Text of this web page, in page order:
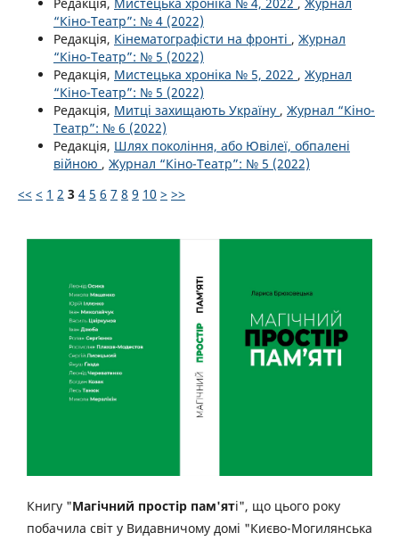
Редакція, Мистецька хроніка № 4, 2022 , Журнал
“Кіно-Театр”: № 4 (2022)
Редакція, Кінематографісти на фронті , Журнал
“Кіно-Театр”: № 5 (2022)
Редакція, Мистецька хроніка № 5, 2022 , Журнал
“Кіно-Театр”: № 5 (2022)
Редакція, Митці захищають Україну , Журнал “Кіно-
Театр”: № 6 (2022)
Редакція, Шлях покоління, або Ювілеї, обпалені
війною , Журнал “Кіно-Театр”: № 5 (2022)
<< < 1 2 3 4 5 6 7 8 9 10 > >>
Книгу "Магічний простір пам'яті", що цього року
побачила світ у Видавничому домі "Києво-Могилянська